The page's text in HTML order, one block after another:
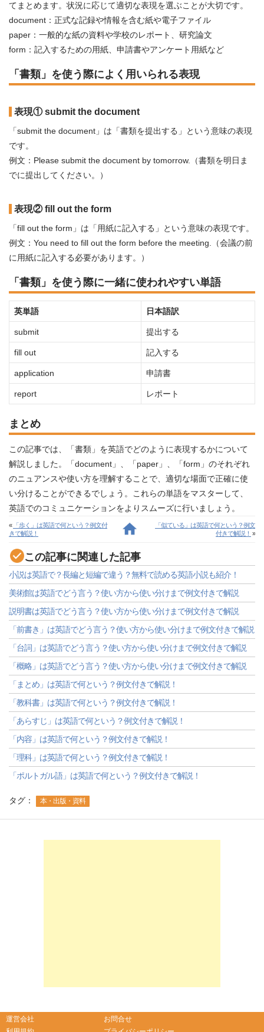
てまとめます。状況に応じて適切な表現を選ぶことが大切です。
document：正式な記録や情報を含む紙や電子ファイル
paper：一般的な紙の資料や学校のレポート、研究論文
form：記入するための用紙、申請書やアンケート用紙など
「書類」を使う際によく用いられる表現
表現① submit the document
「submit the document」は「書類を提出する」という意味の表現
です。
例文：Please submit the document by tomorrow.（書類を明日ま
でに提出してください。）
表現② fill out the form
「fill out the form」は「用紙に記入する」という意味の表現です。
例文：You need to fill out the form before the meeting.（会議の前
に用紙に記入する必要があります。）
「書類」を使う際に一緒に使われやすい単語
英単語 日本語訳
submit 提出する
fill out 記入する
application 申請書
report レポート
まとめ
この記事では、「書類」を英語でどのように表現するかについて
解説しました。「document」、「paper」、「form」のそれぞれ
のニュアンスや使い方を理解することで、適切な場面で正確に使
い分けることができるでしょう。これらの単語をマスターして、
英語でのコミュニケーションをよりスムーズに行いましょう。
« 「歩く」は英語で何という？例文付
きで解説！
「似ている」は英語で何という？例文
付きで解説！ »
この記事に関連した記事
小説は英語で？長編と短編で違う？無料で読める英語小説も紹介！
美術館は英語でどう言う？使い方から使い分けまで例文付きで解説
説明書は英語でどう言う？使い方から使い分けまで例文付きで解説
「前書き」は英語でどう言う？使い方から使い分けまで例文付きで解説
「台詞」は英語でどう言う？使い方から使い分けまで例文付きで解説
「概略」は英語でどう言う？使い方から使い分けまで例文付きで解説
「まとめ」は英語で何という？例文付きで解説！
「教科書」は英語で何という？例文付きで解説！
「あらすじ」は英語で何という？例文付きで解説！
「内容」は英語で何という？例文付きで解説！
「理科」は英語で何という？例文付きで解説！
「ポルトガル語」は英語で何という？例文付きで解説！
タグ： 本・出版・資料
運営会社
お問合せ